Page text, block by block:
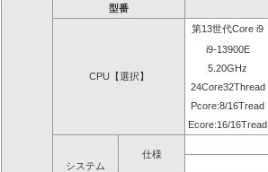
型番
CPU【選択】
第13世代Core i9
i9-13900E
5.20GHz
24Core32Thread
Pcore:8/16Tread
Ecore:16/16Tread
システム
仕様